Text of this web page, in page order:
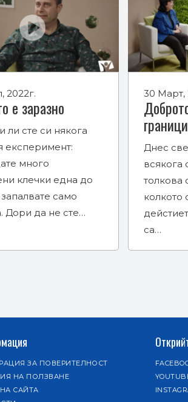
2022г.
е заразно
ли сте си някога
експеримент:
много
клечки една до
само
Дори да не сте…
30 Март,
граници
Днес
всякога
толкова
колкото
са…
ЗА ПОВЕРИТЕЛНОСТ
НА ПОЛЗВАНЕ
САЙТА